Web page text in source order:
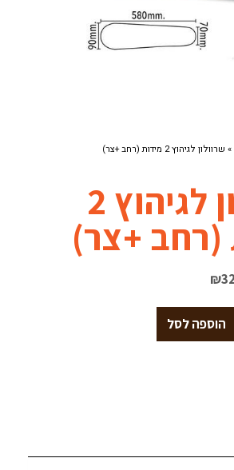
» שרוולון לגיהוץ 2 מידות (רחב +צר)
שרוולון לגיהוץ 2
(רחב +צר)
₪
הוספה לסל